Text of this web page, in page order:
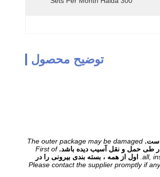
توضیح محصول
است. The outer package may be damaged
طی حمل و نقل آسیب دیده باشد. First of
all,
اول از همه ، بسته بندی بیرونی را در
Please contact the supplier promptly if